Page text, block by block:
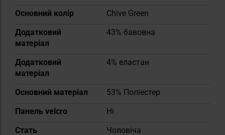
Основний колір
Chive Green
Додатковий
матеріал
43% бавовна
Додатковий
матеріал
4% еластан
Основний матеріал
53% Поліестер
Панель velcro
Ні
Cтать
Чоловіча